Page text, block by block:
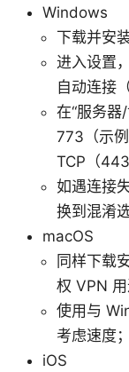
Windows
下载并安
进入设置
自动连接
在“服务器
773（示
TCP（
如遇连接
换到混淆
macOS
同样下载
权 VPN 用
使用与
考虑速度
iOS